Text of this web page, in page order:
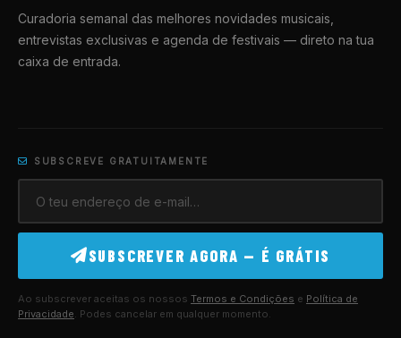
Curadoria semanal das melhores novidades musicais,
entrevistas exclusivas e agenda de festivais — direto na tua
caixa de entrada.
SUBSCREVE GRATUITAMENTE
SUBSCREVER AGORA — É GRÁTIS
Ao subscrever aceitas os nossos Termos e Condições e Política de
Privacidade. Podes cancelar em qualquer momento.